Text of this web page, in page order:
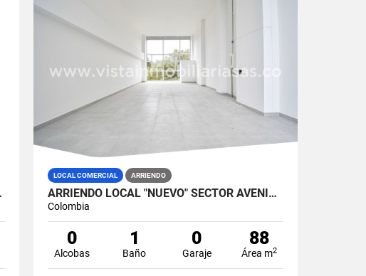
LOCAL COMERCIAL ARRIENDO
ARRIENDO LOCAL "NUEVO" SECTOR AVENIDA SANTANDER, MANIZALES
Colombia
0
Alcobas
1
Baño
0
Garaje
88
Área m2